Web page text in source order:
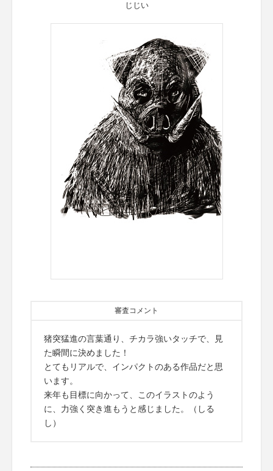
じじい
審査コメント
猪突猛進の言葉通り、チカラ強いタッチで、見
た瞬間に決めました！
とてもリアルで、インパクトのある作品だと思
います。
来年も目標に向かって、このイラストのよう
に、力強く突き進もうと感じました。（しる
し）